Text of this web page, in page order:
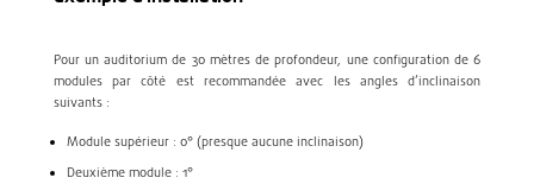
Pour un auditorium de 30 mètres de profondeur, une configuration de 6
modules par côté est recommandée avec les angles d’inclinaison
suivants :
Module supérieur : 0° (presque aucune inclinaison)
Deuxième module : 1°